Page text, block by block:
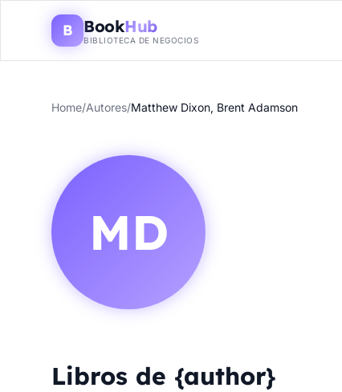
B BookHub
BIBLIOTECA DE NEGOCIOS
Home/Autores/Matthew Dixon, Brent Adamson
MD
Libros de {author}